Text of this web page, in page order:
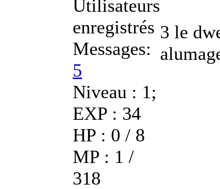
Utilisateurs
enregistrés
Messages:
5
Niveau : 1;
EXP : 34
HP : 0 / 8
MP : 1 /
318
3 le